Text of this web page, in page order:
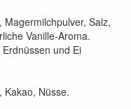
Salz,
Vanille-Aroma.
und Ei
Kakao, Nüsse.